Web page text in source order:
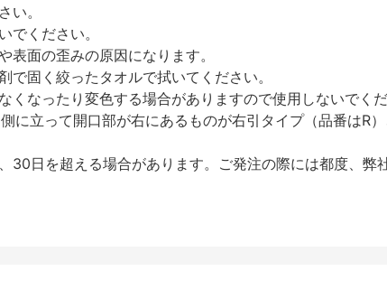
い。
ください。
面の歪みの原因になります。
固く絞ったタオルで拭いてください。
なったり変色する場合がありますので使用しないでく
に立って開口部が右にあるものが右引タイプ（品番はR
日を超える場合があります。ご発注の際には都度、弊